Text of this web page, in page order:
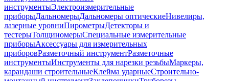
инструментыЭлектроизмерительные
приборыДальномерыДальномеры оптическиеНивелиры,
лазерные уровниПирометрыДетекторы и
тестерыТолщиномерыСпециальные измерительные
приборыАксессуары для измерительных
приборовРазметочный инструментРазметочные
инструментыИнструменты для нарезки резьбыМаркеры,
карандаши строительныеКлейма ударныеСтроительно-